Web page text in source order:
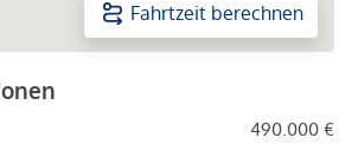
Fahrtzeit berechnen
490.000 €